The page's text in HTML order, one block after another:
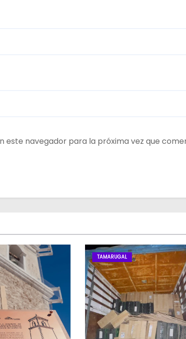
navegador para la próxima vez que
TAMARUGAL